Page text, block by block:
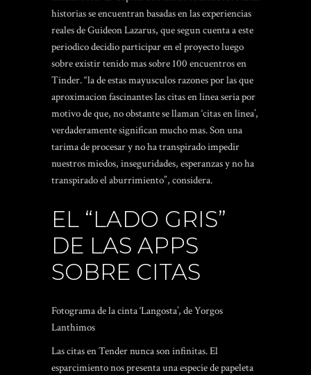
historias se encuentran basadas en las experiencias
reales de Guideon Lazarus, que segun cuenta a este
periodico decidio participar en el proyecto luego
sobre existir tenido mas sobre 100 encuentros en
Tinder. “la de estas mayusculos razones por las que
aproximacion fascinantes las citas en linea seri­a por
motivo de que, no obstante se llaman ‘citas en linea’,
verdaderamente significan mucho mas. Son una
tarima de procesar y no ha transpirado impedir
nuestros miedos, inseguridades, esperanzas y no ha
transpirado el aburrimiento”, considera.
EL “LADO GRIS”
DE LAS APPS
SOBRE CITAS
Fotograma de la cinta ‘Langosta’, de Yorgos
Lanthimos
Las citas en Tender nunca son infinitas. El
esparcimiento nos presenta una especie de papeleta